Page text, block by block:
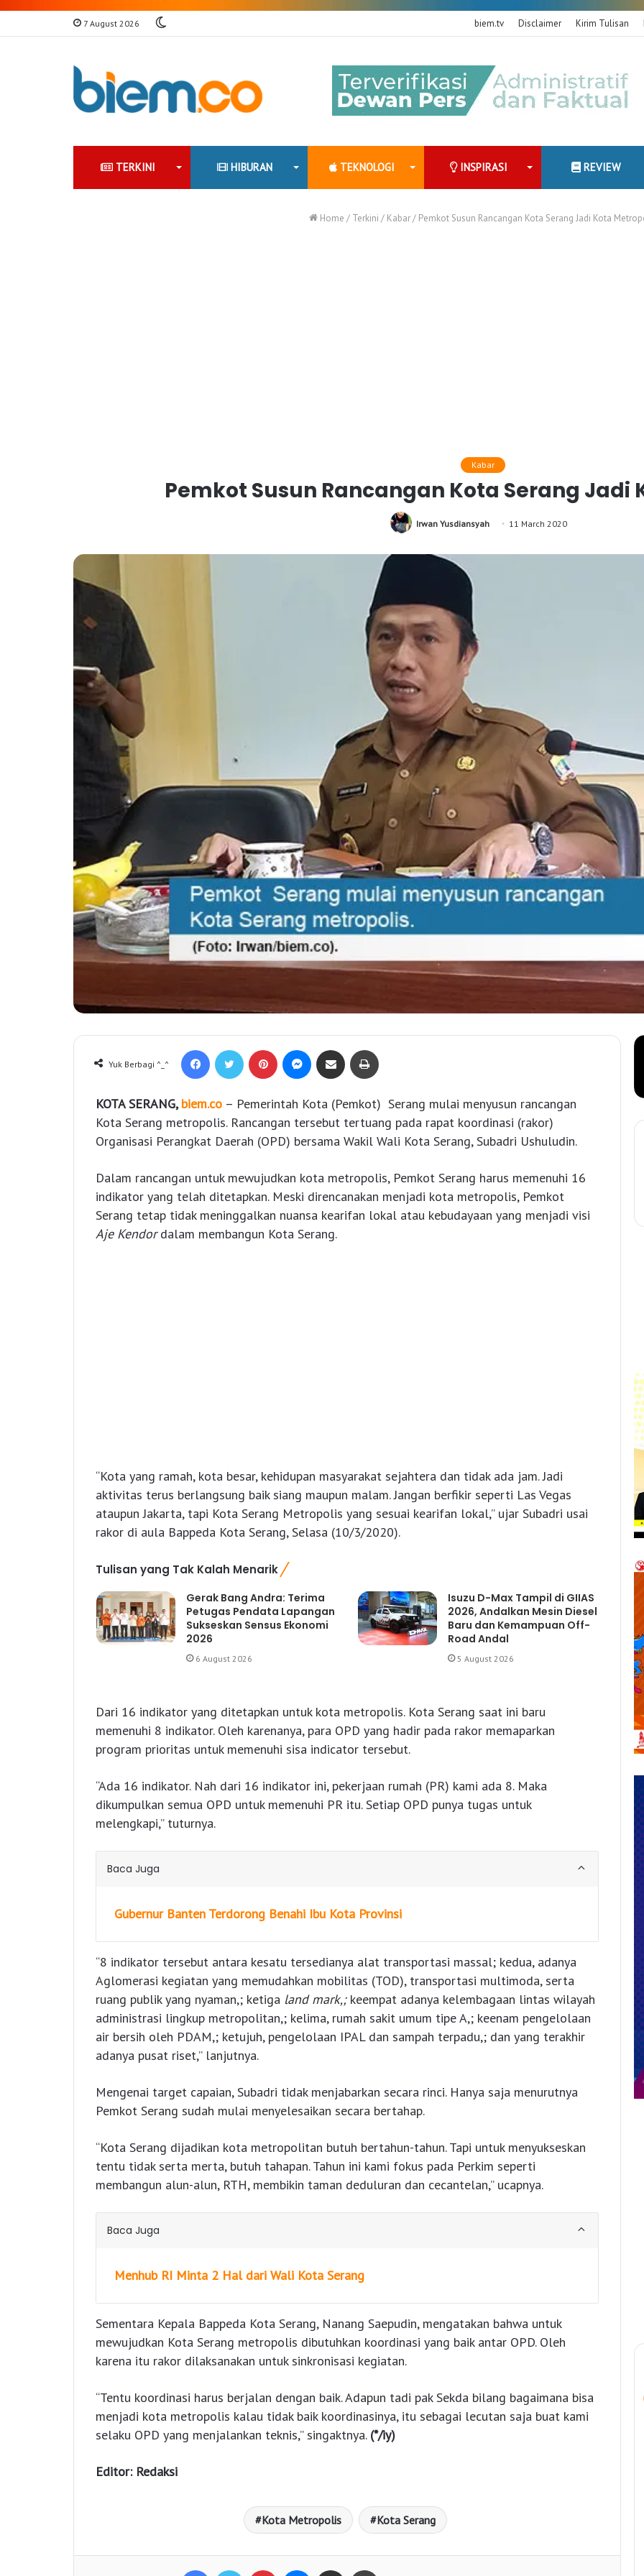
7 August 2026 biem.tv Disclaimer Kirim Tulisan
TERKINI HIBURAN TEKNOLOGI INSPIRASI REVIEW
Home / Terkini / Kabar / Pemkot Susun Rancangan Kota Serang Jadi Kota
Kabar
Pemkot Susun Rancangan Kota Serang Jadi
Irwan Yusdiansyah 11 March 2020
Yuk Berbagi ^_^
KOTA SERANG,biem.co – Pemerintah Kota (Pemkot) Serang mulai menyusun rancangan
Kota Serang metropolis. Rancangan tersebut tertuang pada rapat koordinasi (rakor)
Organisasi Perangkat Daerah (OPD) bersama Wakil Wali Kota Serang, Subadri Ushuludin.
Dalam rancangan untuk mewujudkan kota metropolis, Pemkot Serang harus memenuhi 16
indikator yang telah ditetapkan. Meski direncanakan menjadi kota metropolis, Pemkot
Serang tetap tidak meninggalkan nuansa kearifan lokal atau kebudayaan yang menjadi visi
Aje Kendordalam membangun Kota Serang.
“Kota yang ramah, kota besar, kehidupan masyarakat sejahtera dan tidak ada jam. Jadi
aktivitas terus berlangsung baik siang maupun malam. Jangan berfikir seperti Las Vegas
ataupun Jakarta, tapi Kota Serang Metropolis yang sesuai kearifan lokal,” ujar Subadri usai
rakor di aula Bappeda Kota Serang, Selasa (10/3/2020).
Tulisan yang Tak Kalah Menarik
Gerak Bang Andra: Terima
Petugas Pendata Lapangan
Sukseskan Sensus Ekonomi
2026
6 August 2026
Isuzu D-Max Tampil di GIIAS
2026, Andalkan Mesin Diesel
Baru dan Kemampuan Off-
Road Andal
5 August 2026
Dari 16 indikator yang ditetapkan untuk kota metropolis. Kota Serang saat ini baru
memenuhi 8 indikator. Oleh karenanya, para OPD yang hadir pada rakor memaparkan
program prioritas untuk memenuhi sisa indicator tersebut.
“Ada 16 indikator. Nah dari 16 indikator ini, pekerjaan rumah (PR) kami ada 8. Maka
dikumpulkan semua OPD untuk memenuhi PR itu. Setiap OPD punya tugas untuk
melengkapi,” tuturnya.
Baca Juga
Gubernur Banten Terdorong Benahi Ibu Kota Provinsi
“8 indikator tersebut antara kesatu tersedianya alat transportasi massal; kedua, adanya
Aglomerasi kegiatan yang memudahkan mobilitas (TOD), transportasi multimoda, serta
ruang publik yang nyaman,; ketiga land mark,;keempat adanya kelembagaan lintas wilayah
administrasi lingkup metropolitan,; kelima, rumah sakit umum tipe A,; keenam pengelolaan
air bersih oleh PDAM,; ketujuh, pengelolaan IPAL dan sampah terpadu,; dan yang terakhir
adanya pusat riset,” lanjutnya.
Mengenai target capaian, Subadri tidak menjabarkan secara rinci. Hanya saja menurutnya
Pemkot Serang sudah mulai menyelesaikan secara bertahap.
“Kota Serang dijadikan kota metropolitan butuh bertahun-tahun. Tapi untuk menyukseskan
tentu tidak serta merta, butuh tahapan. Tahun ini kami fokus pada Perkim seperti
membangun alun-alun, RTH, membikin taman deduluran dan cecantelan,” ucapnya.
Baca Juga
Menhub RI Minta 2 Hal dari Wali Kota Serang
Sementara Kepala Bappeda Kota Serang, Nanang Saepudin, mengatakan bahwa untuk
mewujudkan Kota Serang metropolis dibutuhkan koordinasi yang baik antar OPD. Oleh
karena itu rakor dilaksanakan untuk sinkronisasi kegiatan.
“Tentu koordinasi harus berjalan dengan baik. Adapun tadi pak Sekda bilang bagaimana bisa
menjadi kota metropolis kalau tidak baik koordinasinya, itu sebagai lecutan saja buat kami
selaku OPD yang menjalankan teknis,” singaktnya. (*/iy)
Editor: Redaksi
Kota Metropolis Kota Serang